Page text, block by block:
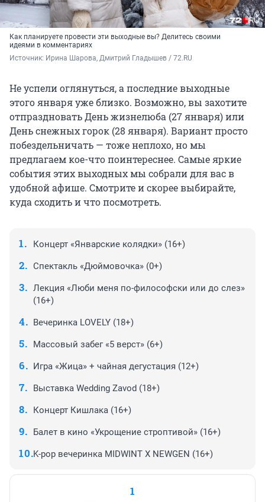
Как планируете провести эти выходные вы? Делитесь своими
идеями в комментариях
Источник: Ирина Шарова, Дмитрий Гладышев / 72.RU
Не успели оглянуться, а последние выходные
этого января уже близко. Возможно, вы захотите
отпраздновать День жизнелюба (27 января) или
День снежных горок (28 января). Вариант просто
побездельничать — тоже неплохо, но мы
предлагаем кое-что поинтереснее. Самые яркие
события этих выходных мы собрали для вас в
удобной афише. Смотрите и скорее выбирайте,
куда сходить и что посмотреть.
Концерт «Январские колядки» (16+)
Спектакль «Дюймовочка» (0+)
Лекция «Люби меня по-философски или до слез»
(16+)
Вечеринка LOVELY (18+)
Массовый забег «5 верст» (6+)
Игра «Жица» + чайная дегустация (12+)
Выставка Wedding Zavod (18+)
Концерт Кишлака (16+)
Балет в кино «Укрощение строптивой» (16+)
K-pop вечеринка MIDWINT X NEWGEN (16+)
1